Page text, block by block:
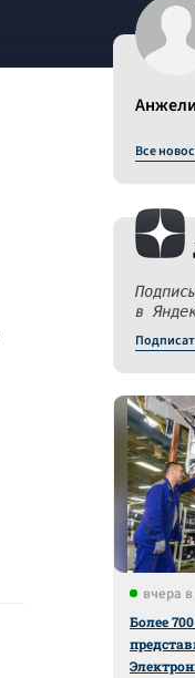
Все
в
вчера
Более